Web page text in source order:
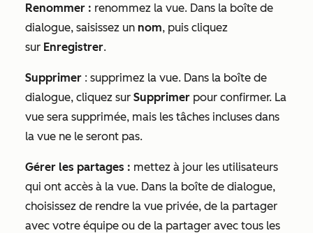
Renommer : renommez la vue. Dans la boîte de
dialogue, saisissez un nom, puis cliquez
sur Enregistrer.
Supprimer : supprimez la vue. Dans la boîte de
dialogue, cliquez sur Supprimer pour confirmer. La
vue sera supprimée, mais les tâches incluses dans
la vue ne le seront pas.
Gérer les partages : mettez à jour les utilisateurs
qui ont accès à la vue. Dans la boîte de dialogue,
choisissez de rendre la vue privée, de la partager
avec votre équipe ou de la partager avec tous les